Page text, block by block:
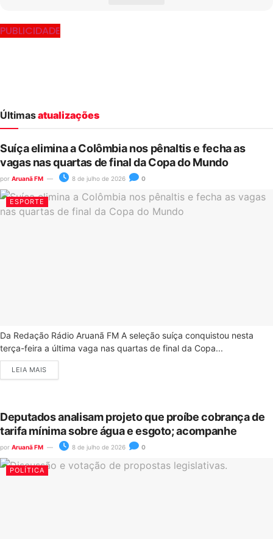
PUBLICIDADE
Últimasatualizações
Suíça elimina a Colômbia nos pênaltis e fecha as
vagas nas quartas de final da Copa do Mundo
por Aruanã FM 8 de julho de 2026 0
ESPORTE
Da Redação Rádio Aruanã FM A seleção suíça conquistou nesta
terça-feira a última vaga nas quartas de final da Copa...
LEIA MAIS
Deputados analisam projeto que proíbe cobrança de
tarifa mínima sobre água e esgoto; acompanhe
por Aruanã FM 8 de julho de 2026 0
POLÍTICA